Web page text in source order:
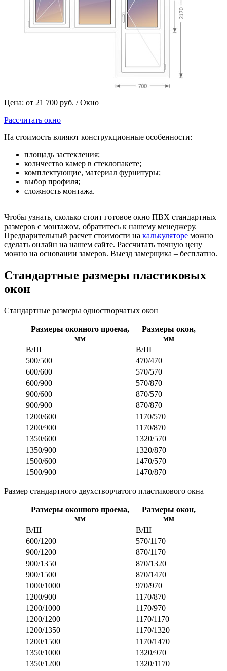
Цена: от 21 700 руб. / Окно
Рассчитать окно
На стоимость влияют конструкционные особенности:
площадь застекления;
количество камер в стеклопакете;
комплектующие, материал фурнитуры;
выбор профиля;
сложность монтажа.
Чтобы узнать, сколько стоит готовое окно ПВХ стандартных
размеров с монтажом, обратитесь к нашему менеджеру.
Предварительный расчет стоимости на калькуляторе можно
сделать онлайн на нашем сайте. Рассчитать точную цену
можно на основании замеров. Выезд замерщика – бесплатно.
Стандартные размеры пластиковых
окон
Стандартные размеры одностворчатых окон
Размеры оконного проема,
мм
Размеры окон,
мм
В/Ш
В/Ш
500/500
470/470
600/600
570/570
600/900
570/870
900/600
870/570
900/900
870/870
1200/600
1170/570
1200/900
1170/870
1350/600
1320/570
1350/900
1320/870
1500/600
1470/570
1500/900
1470/870
Размер стандартного двухстворчатого пластикового окна
Размеры оконного проема,
мм
Размеры окон,
мм
В/Ш
В/Ш
600/1200
570/1170
900/1200
870/1170
900/1350
870/1320
900/1500
870/1470
1000/1000
970/970
1200/900
1170/870
1200/1000
1170/970
1200/1200
1170/1170
1200/1350
1170/1320
1200/1500
1170/1470
1350/1000
1320/970
1350/1200
1320/1170